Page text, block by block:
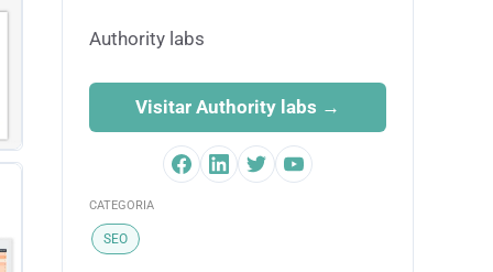
Authority labs
Visitar Authority labs →
CATEGORIA
SEO